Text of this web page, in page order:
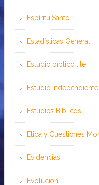
Espíritu Santo
Estadísticas General
Estudio bíblico lite
Estudio Independiente
Estudios Bíblicos
Ética y Cuestiones
Evidencias
Evolución